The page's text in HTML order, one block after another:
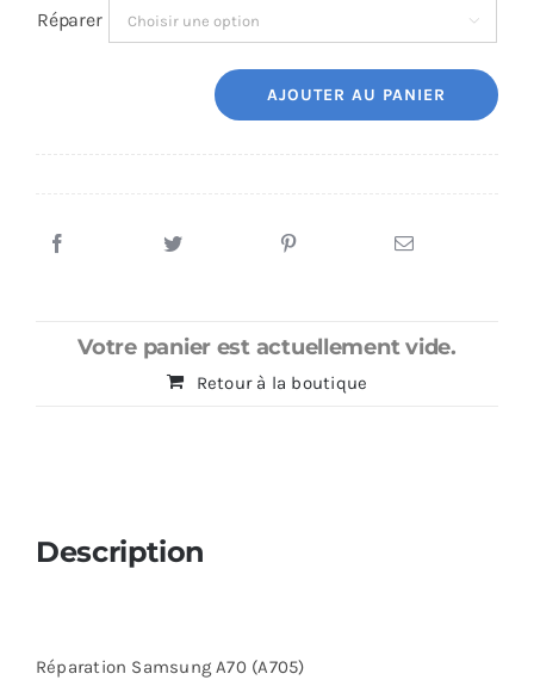
Réparer 
AJOUTER AU PANIER
Votre panier est actuellement vide.
Retour à la boutique
Description
Réparation Samsung A70 (A705)